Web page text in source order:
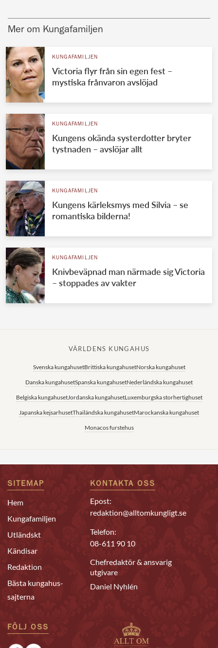
Mer om Kungafamiljen
KUNGAFAMILJEN
Victoria flyr från sin egen fest –
mystiska frånvaron avslöjad
KUNGAFAMILJEN
Kungens okända systerdotter bryter
tystnaden – avslöjar allt
KUNGAFAMILJEN
Kungens kärleksmys med Silvia – se
romantiska bilderna!
KUNGAFAMILJEN
Knivbeväpnad man närmade sig Victoria
– stoppades av vakter
VÄRLDENS KUNGAHUS
Svenska kungahusetBrittiska kungahusetNorska kungahuset
Danska kungahusetSpanska kungahusetNederländska kungahuset
Belgiska kungahusetJordanska kungahusetLuxemburgska storhertighuset
Japanska kejsarhusetThailändska kungahusetMarockanska kungahuset
Monacos furstehus
SITEMAP
Hem
Kungafamiljen
Utländskt
Kändisar
Redaktion
Bästa kungahus-
sajterna
KONTAKTA OSS
Epost:
redaktion@alltomkungligt.se
Telefon:
08-611 90 10
Chefredaktör & ansvarig
utgivare
Daniel Nyhlén
FÖLJ OSS